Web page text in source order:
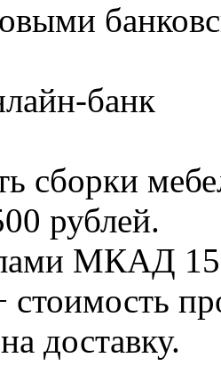
банк
сборки
рублей.
МКАД
стоимость
доставку.